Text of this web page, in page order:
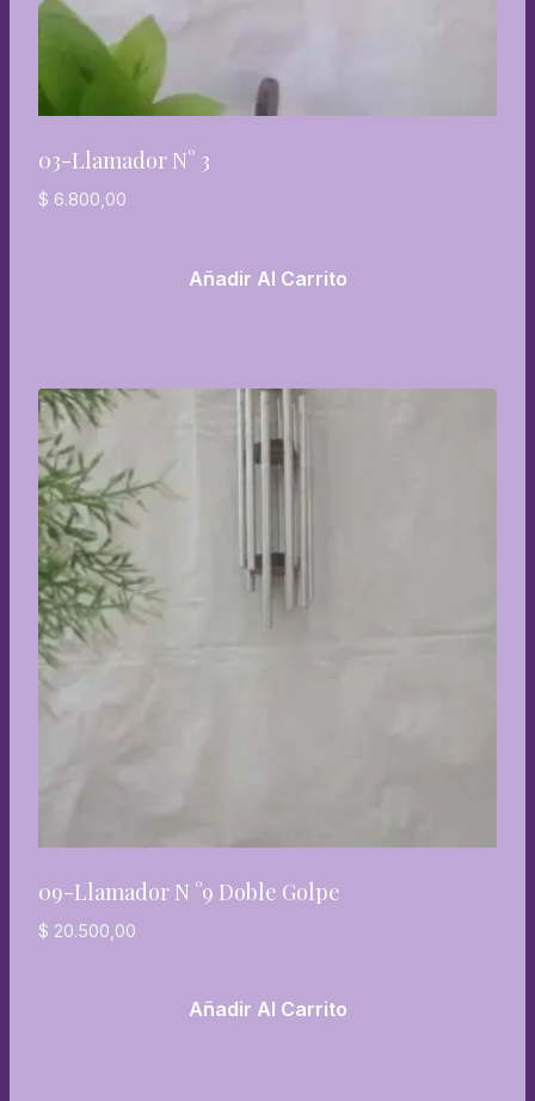
03-Llamador N° 3
$ 6.800,00
Añadir Al Carrito
09-Llamador N °9 Doble Golpe
$ 20.500,00
Añadir Al Carrito